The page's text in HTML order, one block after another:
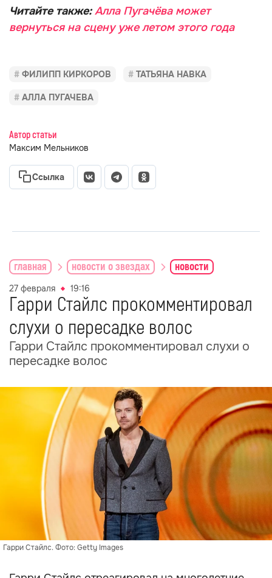
Читайте также:Алла Пугачёва может
вернуться на сцену уже летом этого года
ФИЛИПП КИРКОРОВ ТАТЬЯНА НАВКА
АЛЛА ПУГАЧЕВА
Автор статьи
Максим Мельников
Ссылка
главная новости о звездах новости
27 февраля 19:16
Гарри Стайлс прокомментировал
слухи о пересадке волос
Гарри Стайлс прокомментировал слухи о
пересадке волос
Гарри Стайлс. Фото: Getty Images